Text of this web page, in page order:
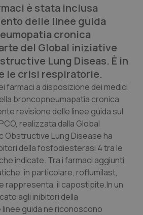
è stata inclusa
delle linee guida
cronica
del Global iniziative
Lung Diseas. È in
le crisi respiratorie.
farmaci a disposizione dei medici
broncopneumapatia cronica
revisione delle linee guida sul
realizzata dalla Global
Obstructive Lung Disease ha
della fosfodiesterasi 4 tra le
indicate. Tra i farmaci aggiunti
in particolare, roflumilast,
rappresenta, il capostipite.In un
agli inibitori della
guida ne riconoscono